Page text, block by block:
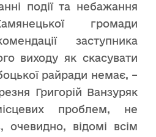
події та небажання
громади
заступника
виходу як скасувати
райради немає, –
Григорій Ванзуряк
проблем, не
очевидно, відомі всім